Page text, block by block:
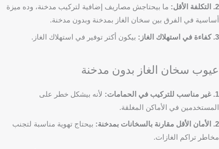
2. التكلفة الأقل:
ما بيحتاجش مصاريف إضافية لتركيب مدخنة، وده ميزة
أساسية في الفرق بين سخان الغاز بمدخنة وبدون مدخنة.
3. كفاءة في استهلاك الغاز: بيكون أكتر توفير في استهلاك الغاز.
عيوب سخان الغاز بدون مدخنة
1. غير مناسب للتركيب في الحمامات:
لأنه بيشكل خطر على
المستخدمين في الأماكن المغلقة.
2. الأمان الأقل مقارنة بالسخانات بمدخنة:
بيحتاج تهوية مناسبة لتجنب
مخاطر تراكم الغازات.